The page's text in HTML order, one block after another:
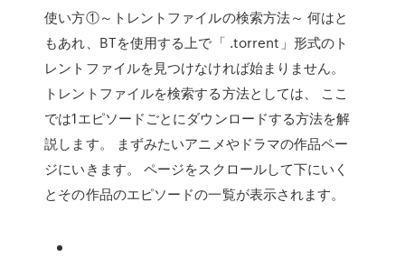
使い方①～トレントファイルの検索方法～ 何はと
もあれ、BTを使用する上で「 .torrent」形式のト
レントファイルを見つけなければ始まりません。
トレントファイルを検索する方法としては、 ここ
では1エピソードごとにダウンロードする方法を解
説します。 まずみたいアニメやドラマの作品ペー
ジにいきます。 ページをスクロールして下にいく
とその作品のエピソードの一覧が表示されます。